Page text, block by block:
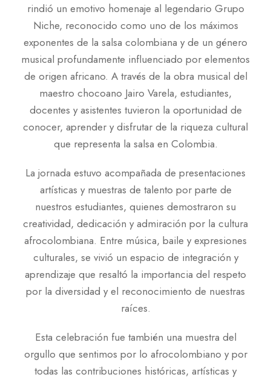
rindió un emotivo homenaje al legendario Grupo
Niche, reconocido como uno de los máximos
exponentes de la salsa colombiana y de un género
musical profundamente influenciado por elementos
de origen africano. A través de la obra musical del
maestro chocoano Jairo Varela, estudiantes,
docentes y asistentes tuvieron la oportunidad de
conocer, aprender y disfrutar de la riqueza cultural
que representa la salsa en Colombia.
La jornada estuvo acompañada de presentaciones
artísticas y muestras de talento por parte de
nuestros estudiantes, quienes demostraron su
creatividad, dedicación y admiración por la cultura
afrocolombiana. Entre música, baile y expresiones
culturales, se vivió un espacio de integración y
aprendizaje que resaltó la importancia del respeto
por la diversidad y el reconocimiento de nuestras
raíces.
Esta celebración fue también una muestra del
orgullo que sentimos por lo afrocolombiano y por
todas las contribuciones históricas, artísticas y